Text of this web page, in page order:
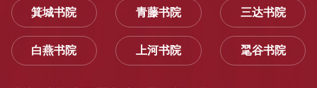
箕城书院 青藤书院 三达书院
白燕书院 上河书院 毣谷书院